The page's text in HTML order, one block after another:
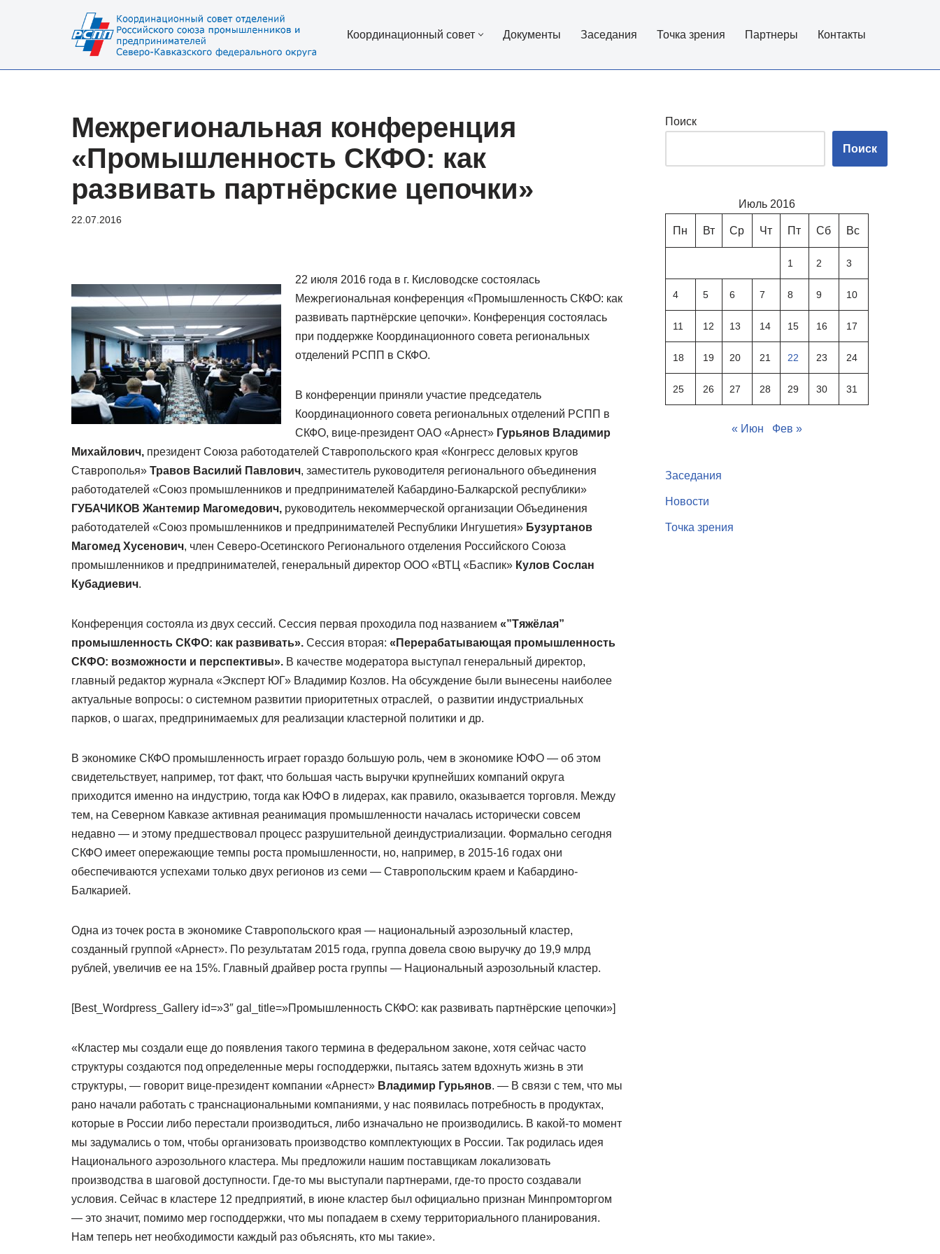
Координационный совет Документы Заседания Точка зрения Партнеры Контакты
Межрегиональная конференция
«Промышленность СКФО: как
развивать партнёрские цепочки»
22.07.2016
22 июля 2016 года в г. Кисловодске состоялась
Межрегиональная конференция «Промышленность СКФО: как
развивать партнёрские цепочки». Конференция состоялась
при поддержке Координационного совета региональных
отделений РСПП в СКФО.
В конференции приняли участие председатель
Координационного совета региональных отделений РСПП в
СКФО, вице-президент ОАО «Арнест» Гурьянов Владимир
Михайлович, президент Союза работодателей Ставропольского края «Конгресс деловых кругов
Ставрополья» Травов Василий Павлович, заместитель руководителя регионального объединения
работодателей «Союз промышленников и предпринимателей Кабардино-Балкарской республики»
ГУБАЧИКОВ Жантемир Магомедович, руководитель некоммерческой организации Объединения
работодателей «Союз промышленников и предпринимателей Республики Ингушетия» Бузуртанов
Магомед Хусенович, член Северо-Осетинского Регионального отделения Российского Союза
промышленников и предпринимателей, генеральный директор ООО «ВТЦ «Баспик» Кулов Сослан
Кубадиевич.
Конференция состояла из двух сессий. Сессия первая проходила под названием «”Тяжёлая”
промышленность СКФО: как развивать». Сессия вторая: «Перерабатывающая промышленность
СКФО: возможности и перспективы». В качестве модератора выступал генеральный директор,
главный редактор журнала «Эксперт ЮГ» Владимир Козлов. На обсуждение были вынесены наиболее
актуальные вопросы: о системном развитии приоритетных отраслей, о развитии индустриальных
парков, о шагах, предпринимаемых для реализации кластерной политики и др.
В экономике СКФО промышленность играет гораздо большую роль, чем в экономике ЮФО — об этом
свидетельствует, например, тот факт, что большая часть выручки крупнейших компаний округа
приходится именно на индустрию, тогда как ЮФО в лидерах, как правило, оказывается торговля. Между
тем, на Северном Кавказе активная реанимация промышленности началась исторически совсем
недавно — и этому предшествовал процесс разрушительной деиндустриализации. Формально сегодня
СКФО имеет опережающие темпы роста промышленности, но, например, в 2015-16 годах они
обеспечиваются успехами только двух регионов из семи — Ставропольским краем и Кабардино-
Балкарией.
Одна из точек роста в экономике Ставропольского края — национальный аэрозольный кластер,
созданный группой «Арнест». По результатам 2015 года, группа довела свою выручку до 19,9 млрд
рублей, увеличив ее на 15%. Главный драйвер роста группы — Национальный аэрозольный кластер.
[Best_Wordpress_Gallery id=»3″ gal_title=»Промышленность СКФО: как развивать партнёрские цепочки»]
«Кластер мы создали еще до появления такого термина в федеральном законе, хотя сейчас часто
структуры создаются под определенные меры господдержки, пытаясь затем вдохнуть жизнь в эти
структуры, — говорит вице-президент компании «Арнест» Владимир Гурьянов. — В связи с тем, что мы
рано начали работать с транснациональными компаниями, у нас появилась потребность в продуктах,
которые в России либо перестали производиться, либо изначально не производились. В какой-то момент
мы задумались о том, чтобы организовать производство комплектующих в России. Так родилась идея
Национального аэрозольного кластера. Мы предложили нашим поставщикам локализовать
производства в шаговой доступности. Где-то мы выступали партнерами, где-то просто создавали
условия. Сейчас в кластере 12 предприятий, в июне кластер был официально признан Минпромторгом
— это значит, помимо мер господдержки, что мы попадаем в схему территориального планирования.
Нам теперь нет необходимости каждый раз объяснять, кто мы такие».
Поиск
Поиск
Июль 2016
Пн Вт Ср Чт Пт Сб Вс
1 2 3
4 5 6 7 8 9 10
11 12 13 14 15 16 17
18 19 20 21 22 23 24
25 26 27 28 29 30 31
« Июн Фев »
Заседания
Новости
Точка зрения